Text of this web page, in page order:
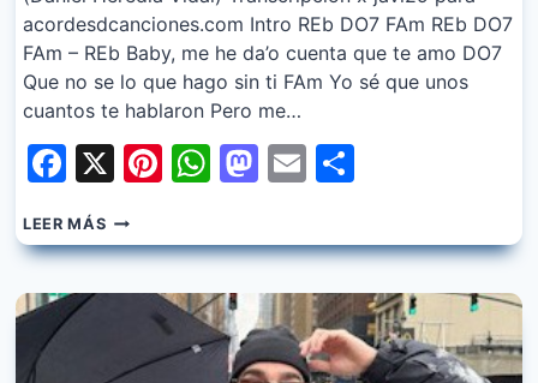
acordesdcanciones.com Intro REb DO7 FAm REb DO7
FAm – REb Baby, me he da’o cuenta que te amo DO7
Que no se lo que hago sin ti FAm Yo sé que unos
cuantos te hablaron Pero me…
Facebook
X Pinterest
WhatsApp
Mastodon
Email
LEER MÁSRELS
B
–